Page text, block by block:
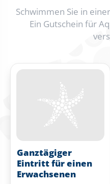
Schwimmen Sie in
Ein Gutschein für
Ganztägiger
Eintritt für einen
Erwachsenen